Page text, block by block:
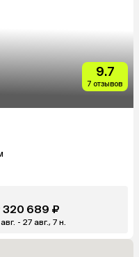
9.7
7 отзывов
320 689 ₽
- 27 авг., 7 н.